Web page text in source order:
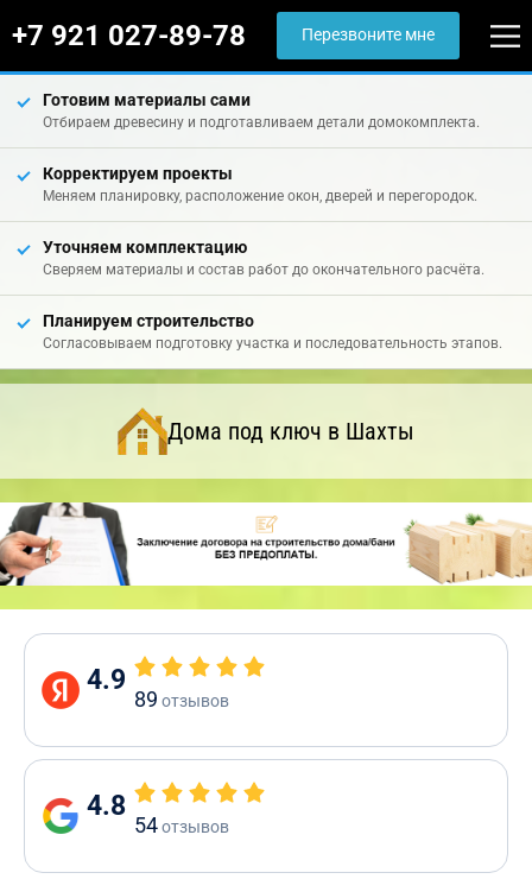
+7 921 027-89-78 Перезвоните мне
Готовим материалы сами
Отбираем древесину и подготавливаем детали домокомплекта.
Корректируем проекты
Меняем планировку, расположение окон, дверей и перегородок.
Уточняем комплектацию
Сверяем материалы и состав работ до окончательного расчёта.
Планируем строительство
Согласовываем подготовку участка и последовательность этапов.
Дома под ключ в Шахты
4.9
89 отзывов
4.8
54отзывов